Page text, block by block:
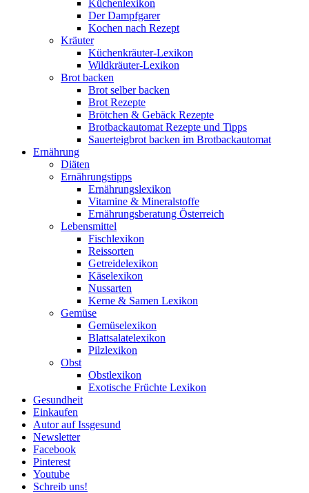
Küchenlexikon
Der Dampfgarer
Kochen nach Rezept
Kräuter
Küchenkräuter-Lexikon
Wildkräuter-Lexikon
Brot backen
Brot selber backen
Brot Rezepte
Brötchen & Gebäck Rezepte
Brotbackautomat Rezepte und Tipps
Sauerteigbrot backen im Brotbackautomat
Ernährung
Diäten
Ernährungstipps
Ernährungslexikon
Vitamine & Mineralstoffe
Ernährungsberatung Österreich
Lebensmittel
Fischlexikon
Reissorten
Getreidelexikon
Käselexikon
Nussarten
Kerne & Samen Lexikon
Gemüse
Gemüselexikon
Blattsalatelexikon
Pilzlexikon
Obst
Obstlexikon
Exotische Früchte Lexikon
Gesundheit
Einkaufen
Autor auf Issgesund
Newsletter
Facebook
Pinterest
Youtube
Schreib uns!